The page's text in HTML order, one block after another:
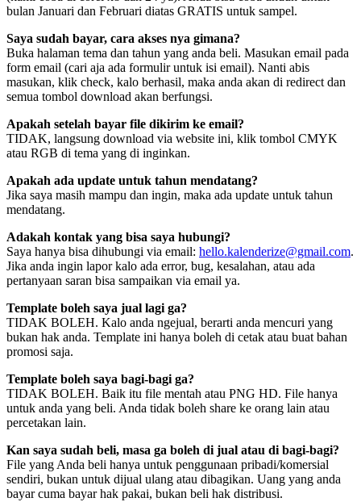
bulan Januari dan Februari diatas GRATIS untuk sampel.
Saya sudah bayar, cara akses nya gimana?
Buka halaman tema dan tahun yang anda beli. Masukan email pada
form email (cari aja ada formulir untuk isi email). Nanti abis
masukan, klik check, kalo berhasil, maka anda akan di redirect dan
semua tombol download akan berfungsi.
Apakah setelah bayar file dikirim ke email?
TIDAK, langsung download via website ini, klik tombol CMYK
atau RGB di tema yang di inginkan.
Apakah ada update untuk tahun mendatang?
Jika saya masih mampu dan ingin, maka ada update untuk tahun
mendatang.
Adakah kontak yang bisa saya hubungi?
Saya hanya bisa dihubungi via email: hello.kalenderize@gmail.com.
Jika anda ingin lapor kalo ada error, bug, kesalahan, atau ada
pertanyaan saran bisa sampaikan via email ya.
Template boleh saya jual lagi ga?
TIDAK BOLEH. Kalo anda ngejual, berarti anda mencuri yang
bukan hak anda. Template ini hanya boleh di cetak atau buat bahan
promosi saja.
Template boleh saya bagi-bagi ga?
TIDAK BOLEH. Baik itu file mentah atau PNG HD. File hanya
untuk anda yang beli. Anda tidak boleh share ke orang lain atau
percetakan lain.
Kan saya sudah beli, masa ga boleh di jual atau di bagi-bagi?
File yang Anda beli hanya untuk penggunaan pribadi/komersial
sendiri, bukan untuk dijual ulang atau dibagikan. Uang yang anda
bayar cuma bayar hak pakai, bukan beli hak distribusi.